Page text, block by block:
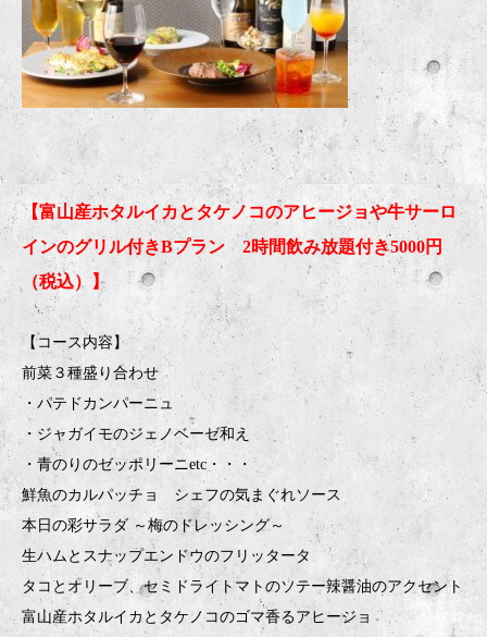
【富山産ホタルイカとタケノコのアヒージョや牛サーロ
インのグリル付きBプラン 2時間飲み放題付き5000円
（税込）】
【コース内容】
前菜３種盛り合わせ
・パテドカンパーニュ
・ジャガイモのジェノベーゼ和え
・青のりのゼッポリーニetc・・・
鮮魚のカルパッチョ シェフの気まぐれソース
本日の彩サラダ ～梅のドレッシング～
生ハムとスナップエンドウのフリッタータ
タコとオリーブ、セミドライトマトのソテー辣醤油のアクセント
富山産ホタルイカとタケノコのゴマ香るアヒージョ